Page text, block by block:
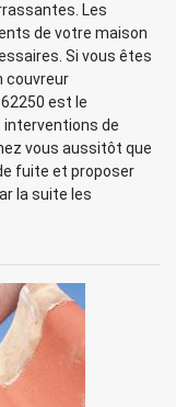
Les
de votre maison
Si vous êtes
couvreur
est le
interventions de
vous aussitôt que
fuite et proposer
la suite les